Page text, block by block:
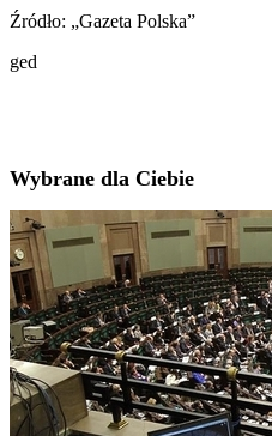
Źródło: „Gazeta Polska”
ged
Wybrane dla Ciebie